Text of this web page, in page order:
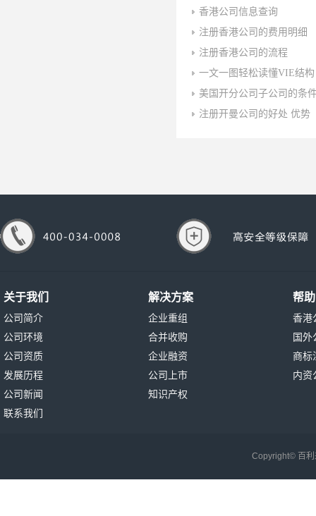
香港公司信息查询
注册香港公司的费用明细
注册香港公司的流程
一文一图轻松读懂VIE结
美国开分公司子公司的条
注册开曼公司的好处 优势
关于我们
公司简介
公司环境
公司资质
发展历程
公司新闻
联系我们
解决方案
企业重组
合并收购
企业融资
公司上市
知识产权
帮
香港
国外
商标
内资
Copyright© 百